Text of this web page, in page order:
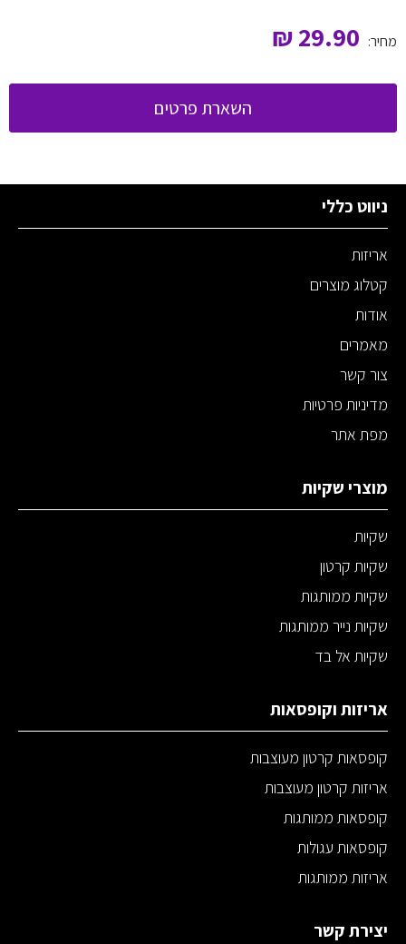
מחיר: 29.90
₪
השארת פרטים
ניווט כללי
אריזות
קטלוג מוצרים
אודות
מאמרים
צור קשר
מדיניות פרטיות
מפת אתר
מוצרי שקיות
שקיות
שקיות קרטון
שקיות ממותגות
שקיות נייר ממותגות
שקיות אל בד
אריזות וקופסאות
קופסאות קרטון מעוצבות
אריזות קרטון מעוצבות
קופסאות ממותגות
קופסאות עגולות
אריזות ממותגות
יצירת קשר